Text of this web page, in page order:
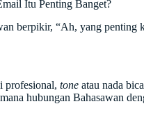
Itu Penting Banget?
berpikir, “Ah, yang penting
profesional, toneatau nada
hubungan Bahasawan